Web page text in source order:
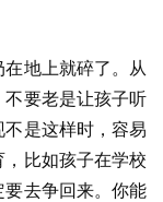
地上就碎了。从
要老是让孩子听
是这样时，容易
比如孩子在学校
去争回来。你能